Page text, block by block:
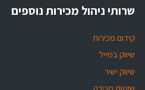
שרותי ניהול מכירות נוספים
קידום מכירות
שיווק במייל
שיווק ישיר